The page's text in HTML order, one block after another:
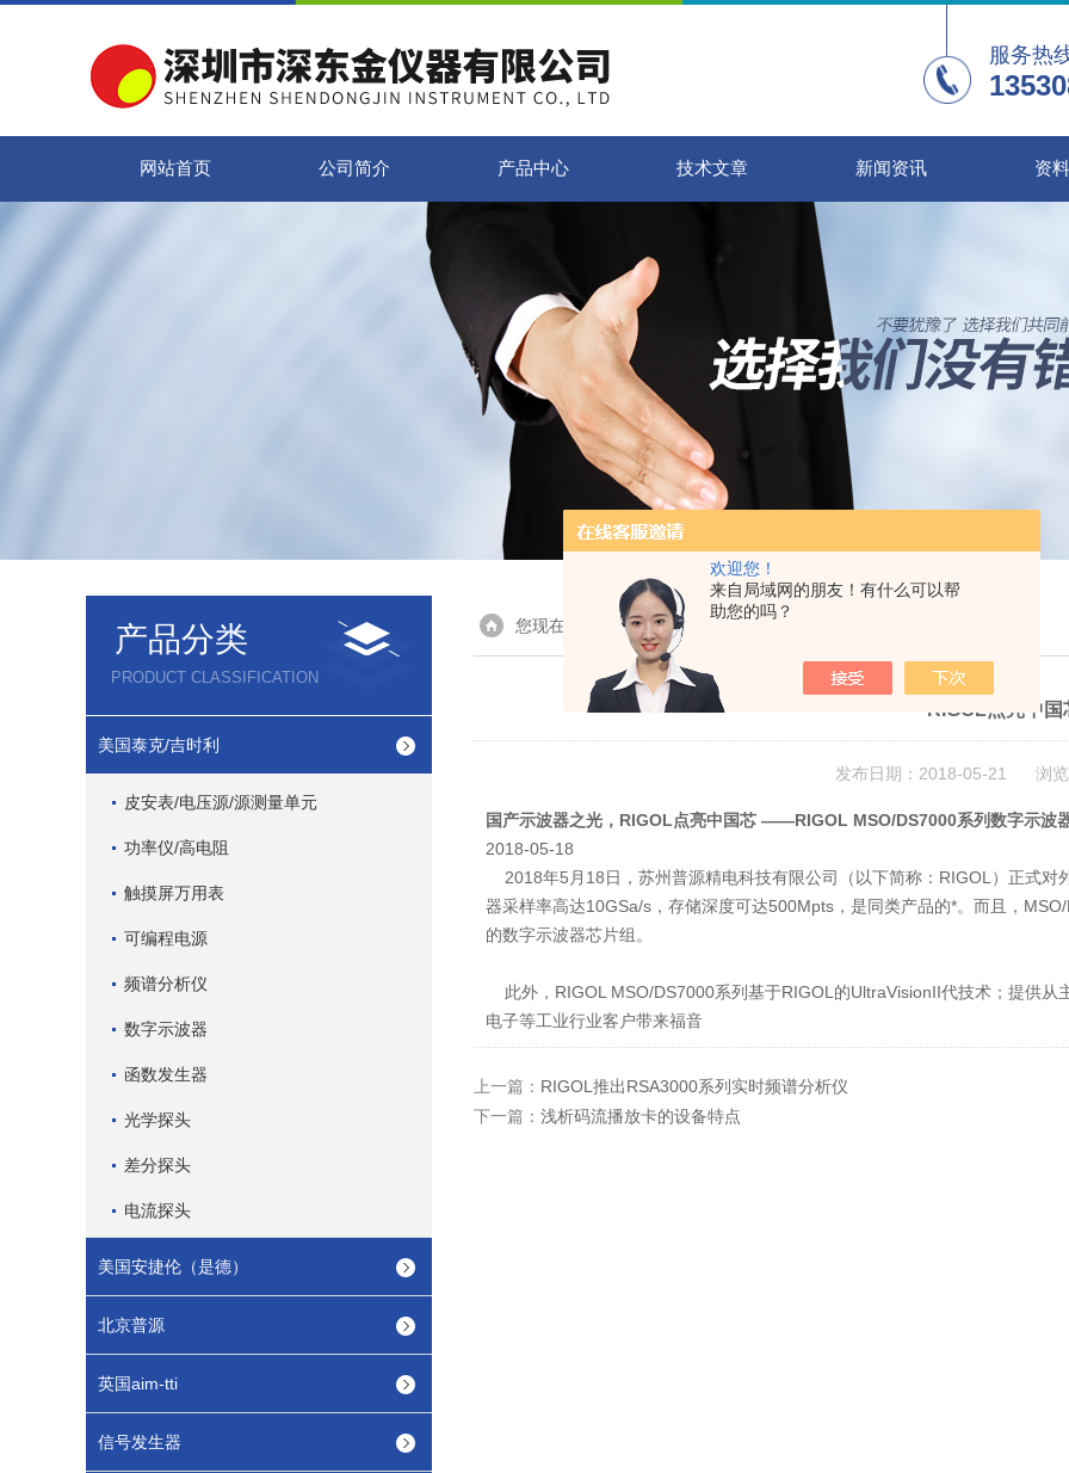
欢迎您！
来自局域网的朋友！有什么可以帮
助您的吗？
服务热
网站首页 公司简介 产品中心 技术文章 新闻资讯 资
产品分类
PRODUCT CLASSIFICATION
美国泰克/吉时利
皮安表/电压源/源测量单元
功率仪/高电阻
触摸屏万用表
可编程电源
频谱分析仪
数字示波器
函数发生器
光学探头
差分探头
电流探头
美国安捷伦（是德）
北京普源
英国aim-tti
信号发生器
您现在的位置：首页> 技术文章 > RIGOL点亮中国芯
RIGOL点亮中国
发布日期：2018-05-21 浏览
国产示波器之光，RIGOL点亮中国芯 ——RIGOL MSO/DS7000系列数字示波
2018-05-18
2018年5月18日，苏州普源精电科技有限公司（以下简称：RIGOL）正式对
器采样率高达10GSa/s，存储深度可达500Mpts，是同类产品的*。而且，
的数字示波器芯片组。
此外，RIGOL MSO/DS7000系列基于RIGOL的UltraVisionII代技术；提供从
电子等工业行业客户带来福音
上一篇： RIGOL推出RSA3000系列实时频谱分析仪
下一篇： 浅析码流播放卡的设备特点